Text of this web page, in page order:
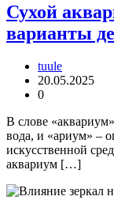
Сухой
варианты
tuule
20.05.2025
0
В слове
вода, и «ариум» –
искусственной
аквариум […]